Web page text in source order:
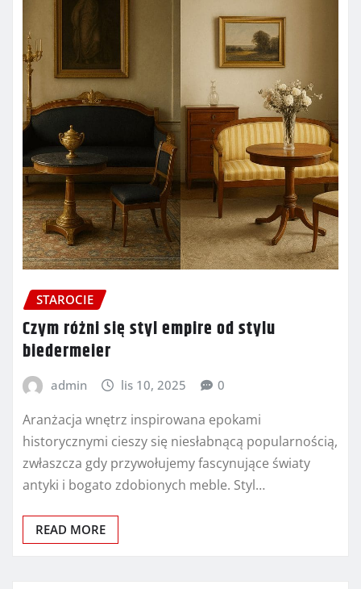
STAROCIE
Czym różni się styl empire od stylu
biedermeier
admin lis 10, 2025 0
Aranżacja wnętrz inspirowana epokami
historycznymi cieszy się niesłabnącą popularnością,
zwłaszcza gdy przywołujemy fascynujące światy
antyki i bogato zdobionych meble. Styl…
READ MORE